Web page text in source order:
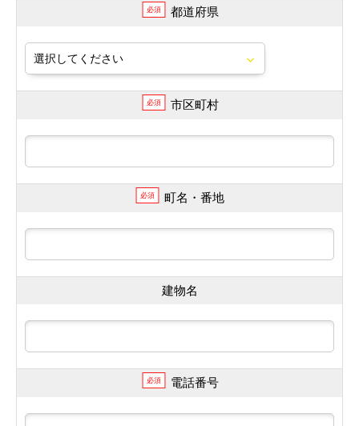
必須 都道府県
必須 市区町村
必須 町名・番地
建物名
必須 電話番号